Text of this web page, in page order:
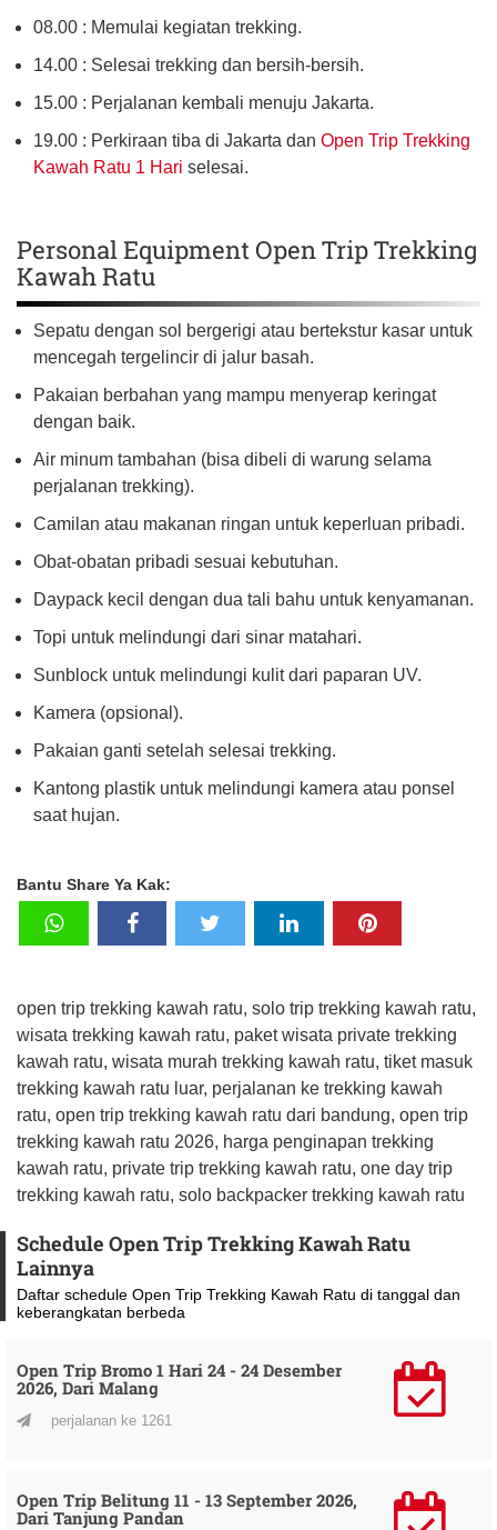
08.00 : Memulai kegiatan trekking.
14.00 : Selesai trekking dan bersih-bersih.
15.00 : Perjalanan kembali menuju Jakarta.
19.00 : Perkiraan tiba di Jakarta dan Open Trip Trekking
Kawah Ratu 1 Hari selesai.
Personal Equipment Open Trip Trekking
Kawah Ratu
Sepatu dengan sol bergerigi atau bertekstur kasar untuk
mencegah tergelincir di jalur basah.
Pakaian berbahan yang mampu menyerap keringat
dengan baik.
Air minum tambahan (bisa dibeli di warung selama
perjalanan trekking).
Camilan atau makanan ringan untuk keperluan pribadi.
Obat-obatan pribadi sesuai kebutuhan.
Daypack kecil dengan dua tali bahu untuk kenyamanan.
Topi untuk melindungi dari sinar matahari.
Sunblock untuk melindungi kulit dari paparan UV.
Kamera (opsional).
Pakaian ganti setelah selesai trekking.
Kantong plastik untuk melindungi kamera atau ponsel
saat hujan.
Bantu Share Ya Kak:
open trip trekking kawah ratu, solo trip trekking kawah ratu,
wisata trekking kawah ratu, paket wisata private trekking
kawah ratu, wisata murah trekking kawah ratu, tiket masuk
trekking kawah ratu luar, perjalanan ke trekking kawah
ratu, open trip trekking kawah ratu dari bandung, open trip
trekking kawah ratu 2026, harga penginapan trekking
kawah ratu, private trip trekking kawah ratu, one day trip
trekking kawah ratu, solo backpacker trekking kawah ratu
Schedule Open Trip Trekking Kawah Ratu
Lainnya
Daftar schedule Open Trip Trekking Kawah Ratu di tanggal dan
keberangkatan berbeda
Open Trip Bromo 1 Hari 24 - 24 Desember
2026, Dari Malang
perjalanan ke 1261
Open Trip Belitung 11 - 13 September 2026,
Dari Tanjung Pandan